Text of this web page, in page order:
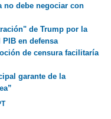
no debe negociar con
de Trump por la
en defensa
de censura facilitaría
garante de la